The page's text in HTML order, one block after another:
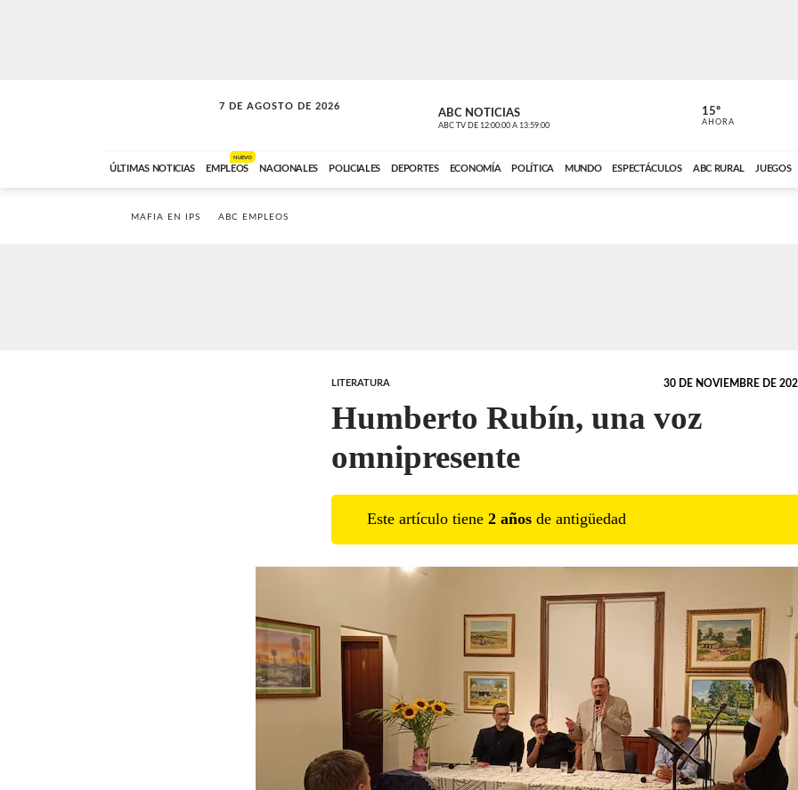
7 DE AGOSTO DE 2026
A DE LA TARDE ABC NOTICIAS
ABC TV DE 12:00:00 A 13:59:00 ABC CARDINAL
15º
AHORA
ÚLTIMAS NOTICIAS EMPLEOS
NUEVO
NACIONALES POLICIALES DEPORTES ECONOMÍA POLÍTICA MUNDO ESPECTÁCULOS ABC RURAL JUEGOS
MAFIA EN IPS ABC EMPLEOS
LITERATURA 30 DE NOVIEMBRE DE
Humberto Rubín, una voz
omnipresente
Este artículo tiene 2 años de antigüedad